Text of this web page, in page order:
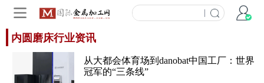
内圆磨床行业资讯
从大都会体育场到danobat中国工厂：世界
冠军的“三条线”